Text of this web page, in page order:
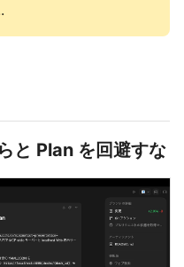
と Plan を回避すな